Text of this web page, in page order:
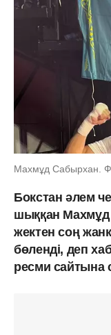
Махмұд Сабырхан.
Бокстан әлем
шыққан Махмұд
жектен соң
бөленді, деп
ресми сайтына